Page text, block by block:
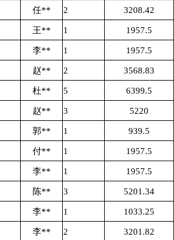
任** 2 3208.42
王** 1 1957.5
李** 1 1957.5
赵** 2 3568.83
杜** 5 6399.5
赵** 3 5220
郭** 1 939.5
付** 1 1957.5
李** 1 1957.5
陈** 3 5201.34
李** 1 1033.25
李** 2 3201.82